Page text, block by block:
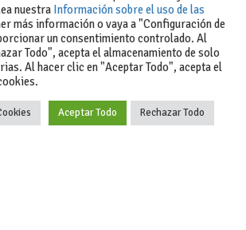
nuestra Información sobre el uso de las
más información o vaya a "Configuración de
un consentimiento controlado. Al
Todo", acepta el almacenamiento de solo
Al hacer clic en "Aceptar Todo", acepta el
Aceptar Todo Rechazar Todo